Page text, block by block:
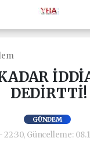
DEDİRTTİ!
GÜNDEM
22:30, Güncelleme: